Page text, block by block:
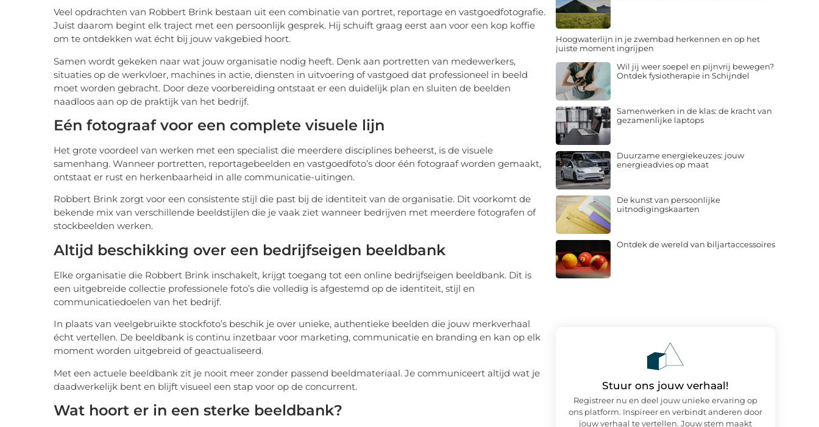
Veel opdrachten van Robbert Brink bestaan uit een combinatie van portret, reportage en vastgoedfotografie.
Juist daarom begint elk traject met een persoonlijk gesprek. Hij schuift graag eerst aan voor een kop koffie
om te ontdekken wat écht bij jouw vakgebied hoort.
Samen wordt gekeken naar wat jouw organisatie nodig heeft. Denk aan portretten van medewerkers,
situaties op de werkvloer, machines in actie, diensten in uitvoering of vastgoed dat professioneel in beeld
moet worden gebracht. Door deze voorbereiding ontstaat er een duidelijk plan en sluiten de beelden
naadloos aan op de praktijk van het bedrijf.
Eén fotograaf voor een complete visuele lijn
Het grote voordeel van werken met een specialist die meerdere disciplines beheerst, is de visuele
samenhang. Wanneer portretten, reportagebeelden en vastgoedfoto’s door één fotograaf worden gemaakt,
ontstaat er rust en herkenbaarheid in alle communicatie-uitingen.
Robbert Brink zorgt voor een consistente stijl die past bij de identiteit van de organisatie. Dit voorkomt de
bekende mix van verschillende beeldstijlen die je vaak ziet wanneer bedrijven met meerdere fotografen of
stockbeelden werken.
Altijd beschikking over een bedrijfseigen beeldbank
Elke organisatie die Robbert Brink inschakelt, krijgt toegang tot een online bedrijfseigen beeldbank. Dit is
een uitgebreide collectie professionele foto’s die volledig is afgestemd op de identiteit, stijl en
communicatiedoelen van het bedrijf.
In plaats van veelgebruikte stockfoto’s beschik je over unieke, authentieke beelden die jouw merkverhaal
écht vertellen. De beeldbank is continu inzetbaar voor marketing, communicatie en branding en kan op elk
moment worden uitgebreid of geactualiseerd.
Met een actuele beeldbank zit je nooit meer zonder passend beeldmateriaal. Je communiceert altijd wat je
daadwerkelijk bent en blijft visueel een stap voor op de concurrent.
Wat hoort er in een sterke beeldbank?
Hoogwaterlijn in je zwembad herkennen en op het
juiste moment ingrijpen
Wil jij weer soepel en pijnvrij bewegen?
Ontdek fysiotherapie in Schijndel
Samenwerken in de klas: de kracht van
gezamenlijke laptops
Duurzame energiekeuzes: jouw
energieadvies op maat
De kunst van persoonlijke
uitnodigingskaarten
Ontdek de wereld van biljartaccessoires
Stuur ons jouw verhaal!
Registreer nu en deel jouw unieke ervaring op
ons platform. Inspireer en verbindt anderen door
jouw verhaal te vertellen. Jouw stem maakt